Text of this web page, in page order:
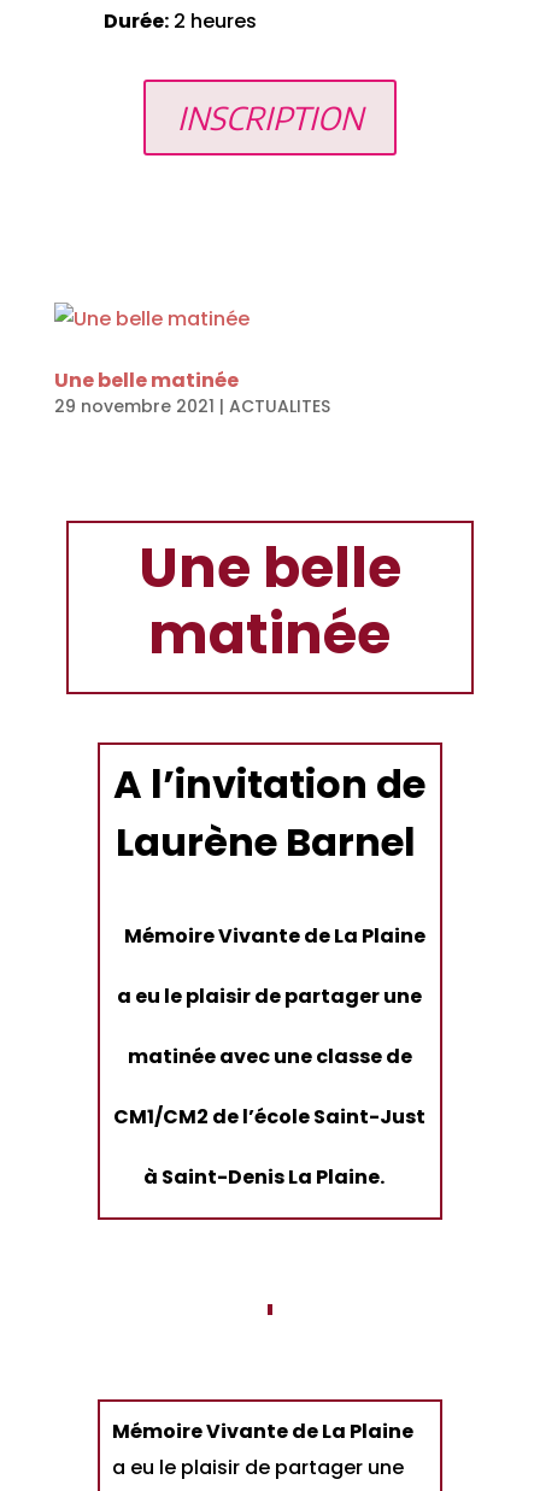
Durée:2 heures
INSCRIPTION
Une belle matinée
29 novembre 2021 | ACTUALITES
Une belle
matinée
A l’invitation de
Laurène Barnel
Mémoire Vivante de La Plaine
a eu le plaisir de partager une
matinée avec une classe de
CM1/CM2 de l’école Saint-Just
à Saint-Denis La Plaine.
Mémoire Vivante de La Plaine
a eu le plaisir de partager une